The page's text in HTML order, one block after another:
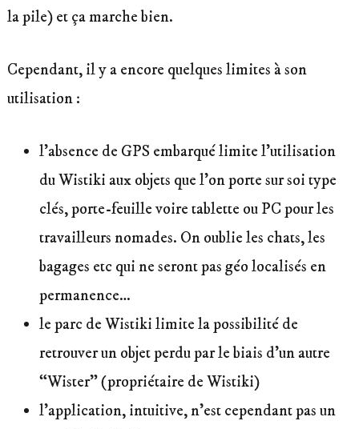
la pile) et ça marche bien.
Cependant, il y a encore quelques limites à son
utilisation :
l’absence de GPS embarqué limite l’utilisation
du Wistiki aux objets que l’on porte sur soi type
clés, porte-feuille voire tablette ou PC pour les
travailleurs nomades. On oublie les chats, les
bagages etc qui ne seront pas géo localisés en
permanence…
le parc de Wistiki limite la possibilité de
retrouver un objet perdu par le biais d’un autre
“Wister” (propriétaire de Wistiki)
l’application, intuitive, n’est cependant pas un